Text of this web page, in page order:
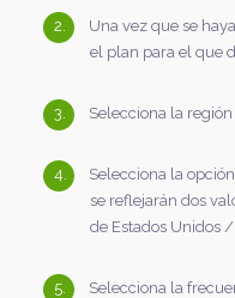
Una vez que se
el plan para el que
Selecciona la
Selecciona la
se reflejarán dos
de Estados Unidos
Selecciona la